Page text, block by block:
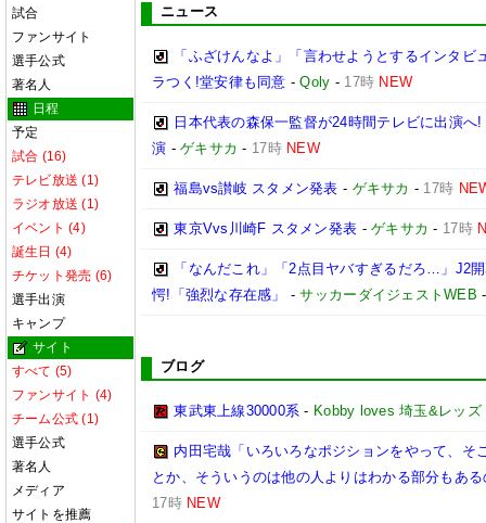
試合
ファンサイト
選手公式
著名人
日程
予定
試合 (16)
テレビ放送 (1)
ラジオ放送 (1)
イベント (4)
誕生日 (4)
チケット発売 (6)
選手出演
キャンプ
サイト
すべて (5)
ファンサイト (4)
チーム公式 (1)
選手公式
著名人
メディア
サイトを推薦
ニュース
「ふざけんなよ」「言わせようとするインタ
ラつく!堂安律も同意 -Qoly - 17時 NEW
日本代表の森保一監督が24時間テレビに出演
演 -ゲキサカ - 17時 NEW
福島vs讃岐 スタメン発表 - ゲキサカ - 17時
東京Vvs川崎F スタメン発表 -ゲキサカ - 17時
「なんだこれ」「2点目ヤバすぎるだろ…」J2
愕!「強烈な存在感」
-サッカーダイジェストWEB
ブログ
東武東上線30000系 - Kobby loves 埼玉&レッズ
内田宅哉「いろいろなポジションをやって、
とか、そういうのは他の人よりはわかる部分もあ
17時 NEW